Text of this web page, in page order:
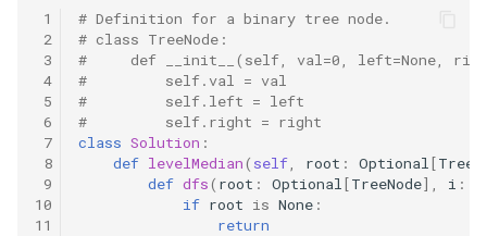
48. 最长不含重复字符的子字
符串
49. 丑数
50. 第一个只出现一次的字符
51. 数组中的逆序对
46. 二叉树的右侧视图
47. 二叉树剪枝
48. 序列化与反序列化二叉树
49. 从根节点到叶节点的路径
数字之和
8.10. 颜色填充
8.11. 硬币
8.12. 八皇后
8.13. 堆箱子
8.14. 布尔运算
1
2
3
4
5
6
7
8
9
10
11
# Definition for a binary tree node.
# class TreeNode:
#     def __init__(self, val=0, left=None,
#         self.val = val
#         self.left = left
#         self.right = right
class Solution :
def levelMedian( self, root : Optional[
def dfs( root : Optional[TreeNode], i :
if root is None :
return